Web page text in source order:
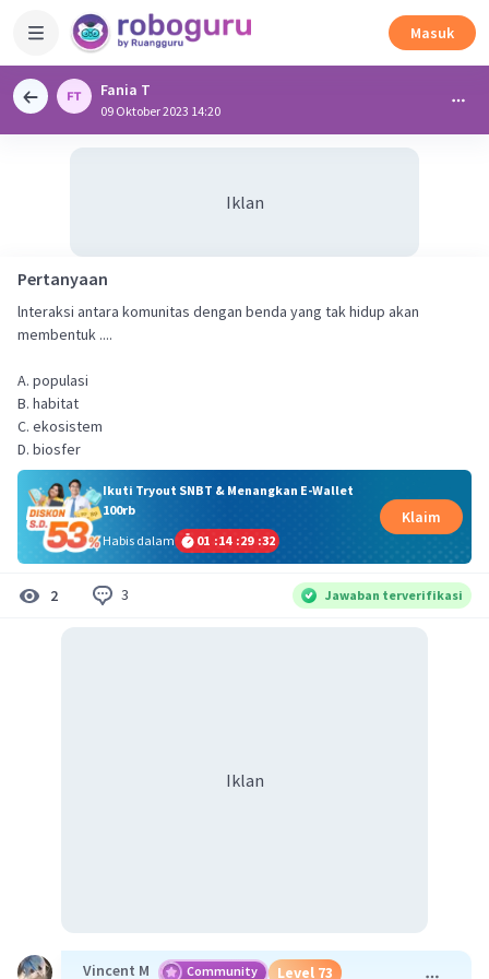
Masuk
Fania T
09 Oktober 2023 14:20
Iklan
Pertanyaan
lnteraksi antara komunitas dengan benda yang tak hidup akan
membentuk ....
A. populasi
B. habitat
C. ekosistem
D. biosfer
Ikuti Tryout SNBT & Menangkan E-Wallet
100rb
Habis dalam
01 :14 :29 :32
Klaim
2 3 Jawaban terverifikasi
Iklan
Vincent M Community Level 73